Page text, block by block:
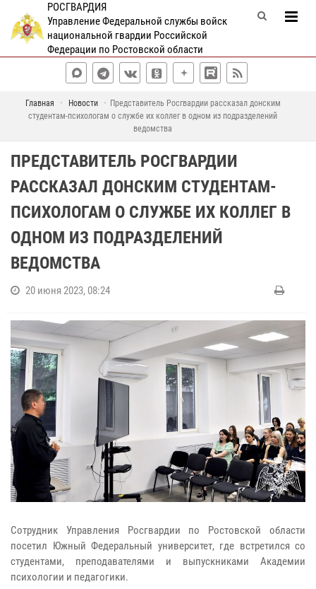
РОСГВАРДИЯ
Управление Федеральной службы войск
национальной гвардии Российской
Федерации по Ростовской области
Главная Новости
Представитель Росгвардии рассказал донским
студентам-психологам о службе их коллег в одном из подразделений
ведомства
ПРЕДСТАВИТЕЛЬ РОСГВАРДИИ
РАССКАЗАЛ ДОНСКИМ СТУДЕНТАМ-
ПСИХОЛОГАМ О СЛУЖБЕ ИХ КОЛЛЕГ В
ОДНОМ ИЗ ПОДРАЗДЕЛЕНИЙ
ВЕДОМСТВА
20 июня 2023, 08:24
Сотрудник Управления Росгвардии по Ростовской области
посетил Южный Федеральный университет, где встретился со
студентами, преподавателями и выпускниками Академии
психологии и педагогики.